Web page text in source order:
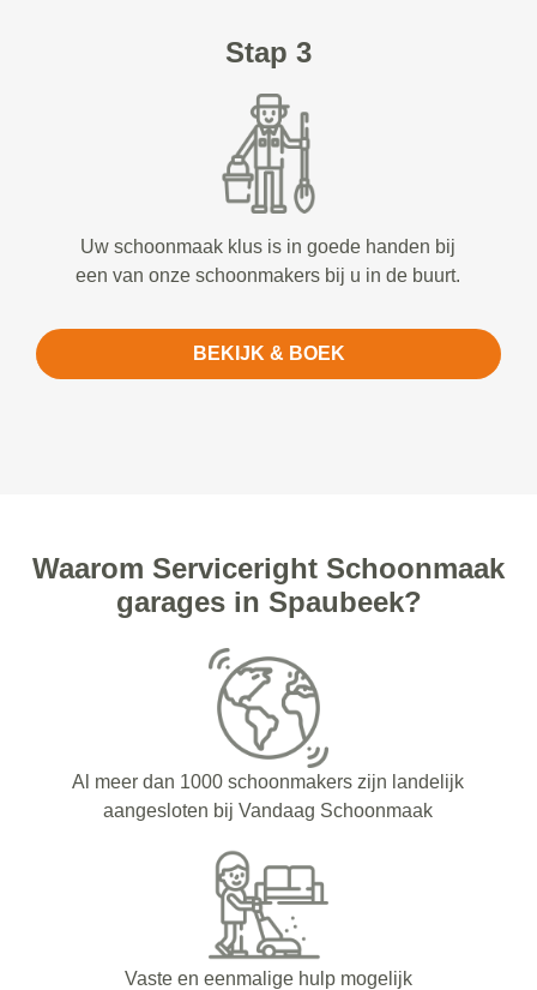
Stap 3
Uw schoonmaak klus is in goede handen bij
een van onze schoonmakers bij u in de buurt.
BEKIJK & BOEK
Waarom Serviceright Schoonmaak
garages in Spaubeek?
Al meer dan 1000 schoonmakers zijn landelijk
aangesloten bij Vandaag Schoonmaak
Vaste en eenmalige hulp mogelijk